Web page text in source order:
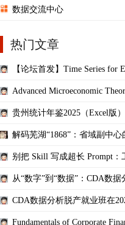
数据交流中心
热门文章
【论坛首发】Time Series for
Advanced Microeconomic
贵州统计年鉴2025（Excel版）
解码芜湖“1868”：省域副中
别把 Skill 写成超长 Prompt：
从“数字”到“数据”：CDA数据
CDA数据分析脱产就业班在
Fundamentals of Corporate